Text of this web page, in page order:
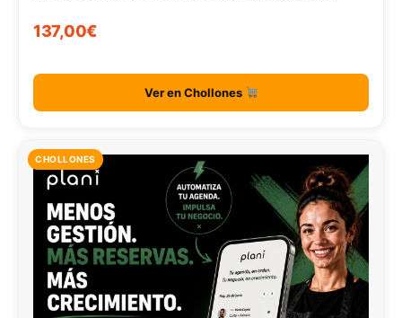
137,00€
Ver en Chollones
CHOLLONES